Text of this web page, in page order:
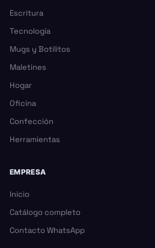
Escritura
Tecnología
Mugs y Botilitos
Maletines
Hogar
Oficina
Confección
Herramientas
EMPRESA
Inicio
Catálogo completo
Contacto WhatsApp